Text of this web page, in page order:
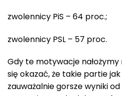
zwolennicy PiS – 64 proc.;
zwolennicy PSL – 57 proc.
Gdy te motywacje
się okazać, że takie partie jak
zauważalnie gorsze wyniki